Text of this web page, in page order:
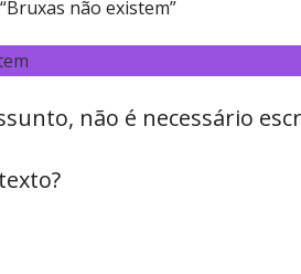
não existem”
não é necessário